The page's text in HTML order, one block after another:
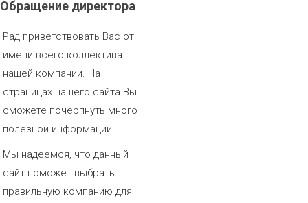
Обращение директора
Рад приветствовать Вас от
имени всего коллектива
нашей компании. На
страницах нашего сайта Вы
сможете почерпнуть много
полезной информации.
Мы надеемся, что данный
сайт поможет выбрать
правильную компанию для